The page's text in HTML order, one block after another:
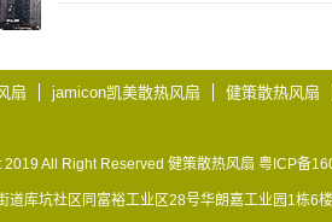
扇 jamicon凯美散热风扇 健策散热风扇
All Right Reserved 健策散热风扇 粤ICP备
道库坑社区同富裕工业区28号华朗嘉工业园1栋